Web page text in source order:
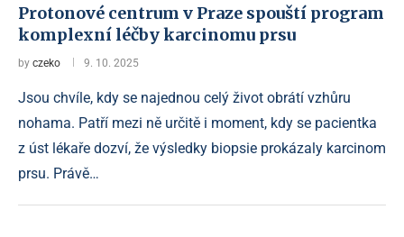
Protonové centrum v Praze spouští program
komplexní léčby karcinomu prsu
by czeko 9. 10. 2025
Jsou chvíle, kdy se najednou celý život obrátí vzhůru
nohama. Patří mezi ně určitě i moment, kdy se pacientka
z úst lékaře dozví, že výsledky biopsie prokázaly karcinom
prsu. Právě…